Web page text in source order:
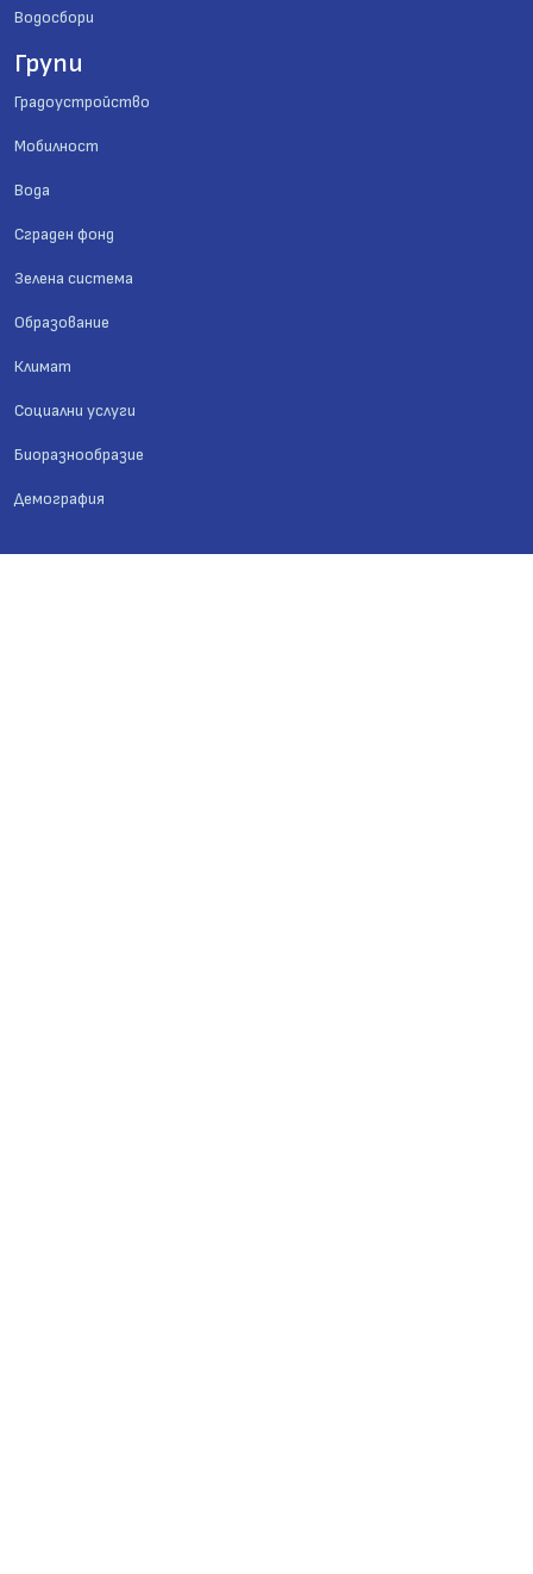
Водосбори
Групи
Градоустройство
Мобилност
Вода
Сграден фонд
Зелена система
Образование
Климат
Социални услуги
Биоразнообразие
Демография